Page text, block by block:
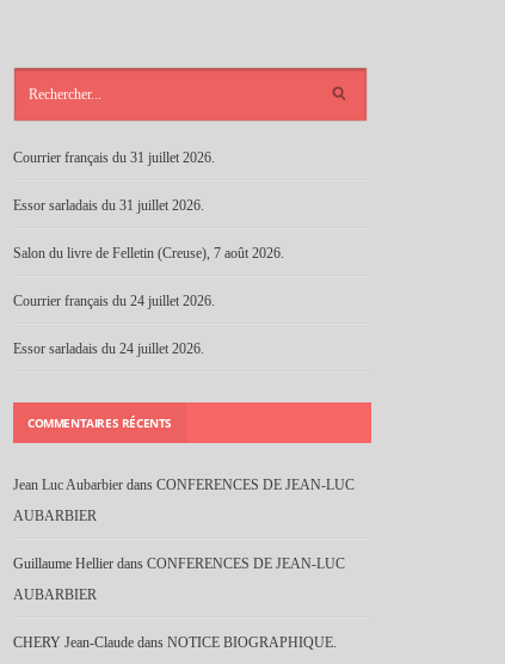
Courrier français du 31 juillet 2026.
Essor sarladais du 31 juillet 2026.
Salon du livre de Felletin (Creuse), 7 août 2026.
Courrier français du 24 juillet 2026.
Essor sarladais du 24 juillet 2026.
COMMENTAIRES RÉCENTS
Jean Luc Aubarbier dans CONFERENCES DE JEAN-LUC
AUBARBIER
Guillaume Hellier dans CONFERENCES DE JEAN-LUC
AUBARBIER
CHERY Jean-Claude dans NOTICE BIOGRAPHIQUE.